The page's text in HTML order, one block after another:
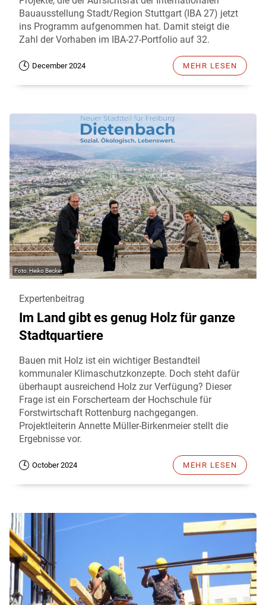
Bauausstellung Stadt/Region Stuttgart (IBA 27) jetzt
ins Programm aufgenommen hat. Damit steigt die
Zahl der Vorhaben im IBA-27-Portfolio auf 32.
December 2024 MEHR LESEN
Heiko Becker
Expertenbeitrag
Im Land gibt es genug Holz für ganze
Stadtquartiere
Bauen mit Holz ist ein wichtiger Bestandteil
kommunaler Klimaschutzkonzepte. Doch steht dafür
überhaupt ausreichend Holz zur Verfügung? Dieser
Frage ist ein Forscherteam der Hochschule für
Forstwirtschaft Rottenburg nachgegangen.
Projektleiterin Annette Müller-Birkenmeier stellt die
Ergebnisse vor.
October 2024 MEHR LESEN